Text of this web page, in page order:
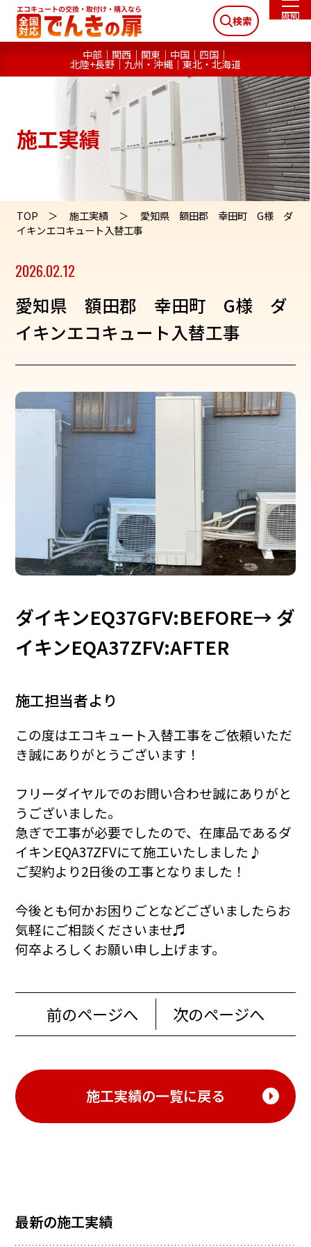
検索
中部 関西 関東 中国 四国
北陸+長野 九州・沖縄 東北・北海道
施工実績
TOP 施工実績
愛知県 額田郡 幸田町 G様 ダ
イキンエコキュート入替工事
2026.02.12
愛知県 額田郡 幸田町 G様 ダ
イキンエコキュート入替工事
ダイキンEQ37GFV:BEFORE→ ダ
イキンEQA37ZFV:AFTER
施工担当者より
この度はエコキュート入替工事をご依頼いただ
き誠にありがとうございます！
フリーダイヤルでのお問い合わせ誠にありがと
うございました。
急ぎで工事が必要でしたので、在庫品であるダ
イキンEQA37ZFVにて施工いたしました♪
ご契約より2日後の工事となりました！
今後とも何かお困りごとなどございましたらお
気軽にご相談くださいませ♬
何卒よろしくお願い申し上げます。
前のページへ 次のページへ
施工実績の一覧に戻る
最新の施工実績